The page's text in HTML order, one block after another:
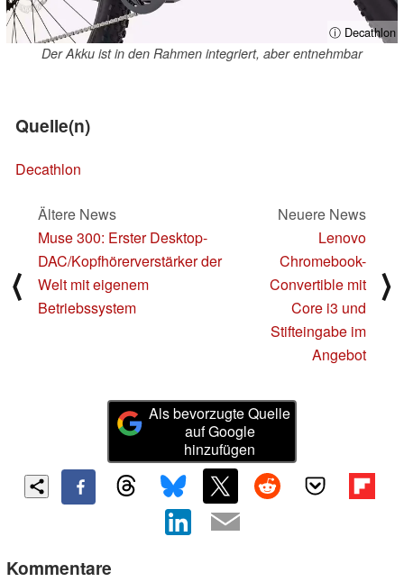
ⓘ Decathlon
Der Akku ist in den Rahmen integriert, aber entnehmbar
Quelle(n)
Decathlon
⟨
Ältere News
Muse 300: Erster Desktop-
DAC/Kopfhörerverstärker der
Welt mit eigenem
Betriebssystem
Neuere News
Lenovo
Chromebook-
Convertible mit
Core i3 und
Stifteingabe im
Angebot
⟩
Als bevorzugte Quelle
auf Google
hinzufügen
Kommentare